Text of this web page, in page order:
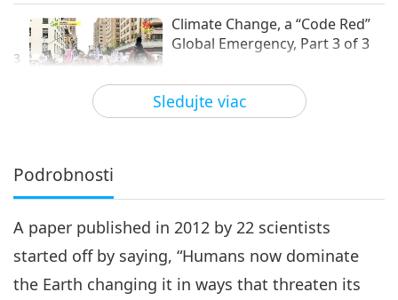
Sledujte viac
3
Climate Change, a “Code Red”
Global Emergency, Part 3 of 3
Planéta Zem: Náš láskyplný domov 2018-05-14 5220
Podrobnosti
A paper published in 2012 by 22 scientists
started off by saying, “Humans now dominate
the Earth changing it in ways that threaten its